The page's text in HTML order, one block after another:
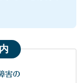
害の